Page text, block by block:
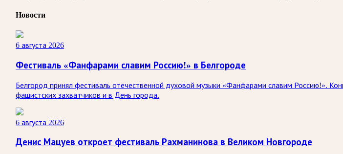
Новости
6 августа 2026
Фестиваль «Фанфарами славим Россию!» в Белгороде
Белгород принял фестиваль отечественной духовой музыки «Фанфарами славим Россию!».
фашистских захватчиков и в День города.
6 августа 2026
Денис Мацуев откроет фестиваль Рахманинова в Великом Новгороде